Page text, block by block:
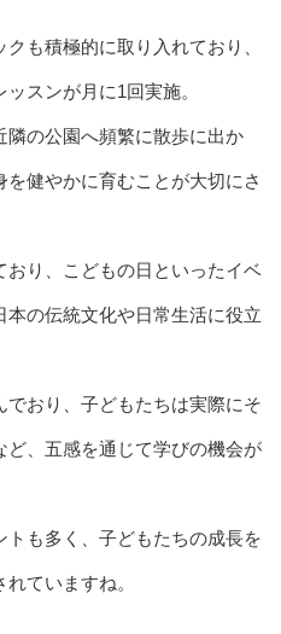
も積極的に取り入れており、
スンが月に1回実施。
隣の公園へ頻繁に散歩に出か
健やかに育むことが大切にさ
り、こどもの日といったイベ
の伝統文化や日常生活に役立
おり、子どもたちは実際にそ
ど、五感を通じて学びの機会が
も多く、子どもたちの成長を
ていますね。